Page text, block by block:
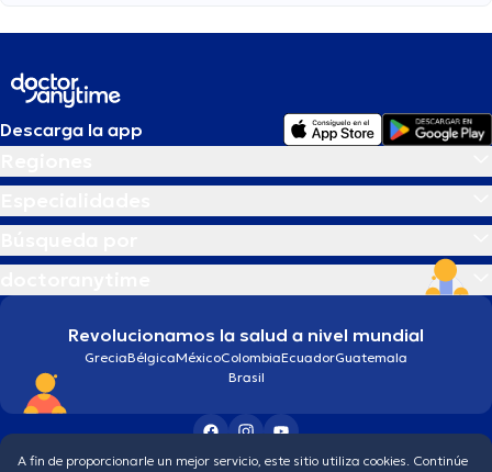
Descarga la app
Revolucionamos la salud a nivel mundial
GreciaBélgicaMéxicoColombiaEcuadorGuatemala
Brasil
A fin de proporcionarle un mejor servicio, este sitio utiliza cookies. Continúe